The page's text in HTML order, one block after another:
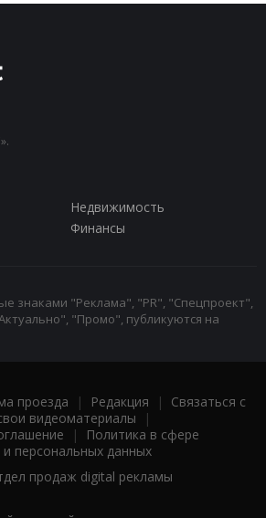
Недвижимость
Финансы
знаками "Реклама", "PR", "Спецпроект",
"Промо", публикуются на
проезда | Редакция | Связаться с
видеоматериалы |
|
Политика в сфере
персональных данных
продаж digital рекламы